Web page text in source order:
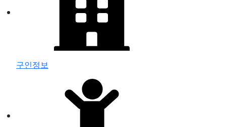
구인정보